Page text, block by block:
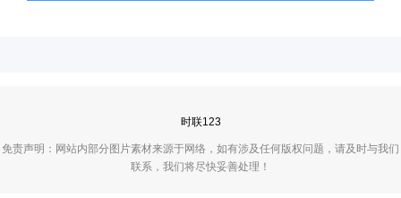
时联123
免责声明：网站内部分图片素材来源于网络，如有涉及任何版权问题，请及时与我们
联系，我们将尽快妥善处理！